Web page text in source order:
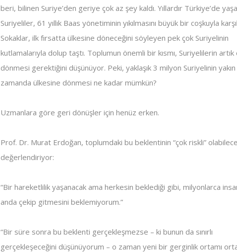
beri, bilinen Suriye’den geriye çok az şey kaldı. Yıllardır Türkiye’de
Suriyeliler, 61 yıllık Baas yönetiminin yıkılmasını büyük bir coşkuyla
Sokaklar, ilk fırsatta ülkesine döneceğini söyleyen pek çok Suriyelinin
kutlamalarıyla dolup taştı. Toplumun önemli bir kısmı, Suriyelilerin artık
dönmesi gerektiğini düşünüyor. Peki, yaklaşık 3 milyon Suriyelinin yakın
zamanda ülkesine dönmesi ne kadar mümkün?
Uzmanlara göre geri dönüşler için henüz erken.
Prof. Dr. Murat Erdoğan, toplumdaki bu beklentinin “çok riskli”
değerlendiriyor:
“Bir hareketlilik yaşanacak ama herkesin beklediği gibi, milyonlarca
anda çekip gitmesini beklemiyorum.”
“Bir süre sonra bu beklenti gerçekleşmezse – ki bunun da sınırlı
gerçekleşeceğini düşünüyorum – o zaman yeni bir gerginlik ortamı